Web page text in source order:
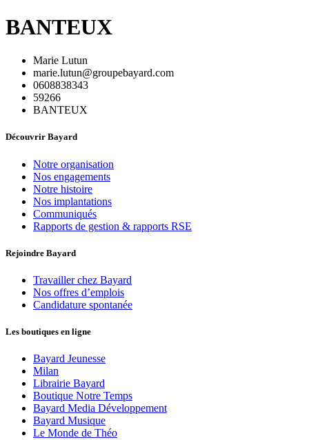
BANTEUX
Marie Lutun
marie.lutun@groupebayard.com
0608838343
59266
BANTEUX
Découvrir Bayard
Notre organisation
Nos engagements
Notre histoire
Nos implantations
Communiqués
Rapports de gestion & rapports RSE
Rejoindre Bayard
Travailler chez Bayard
Nos offres d’emplois
Candidature spontanée
Les boutiques en ligne
Bayard Jeunesse
Milan
Librairie Bayard
Boutique Notre Temps
Bayard Media Développement
Bayard Musique
Le Monde de Théo